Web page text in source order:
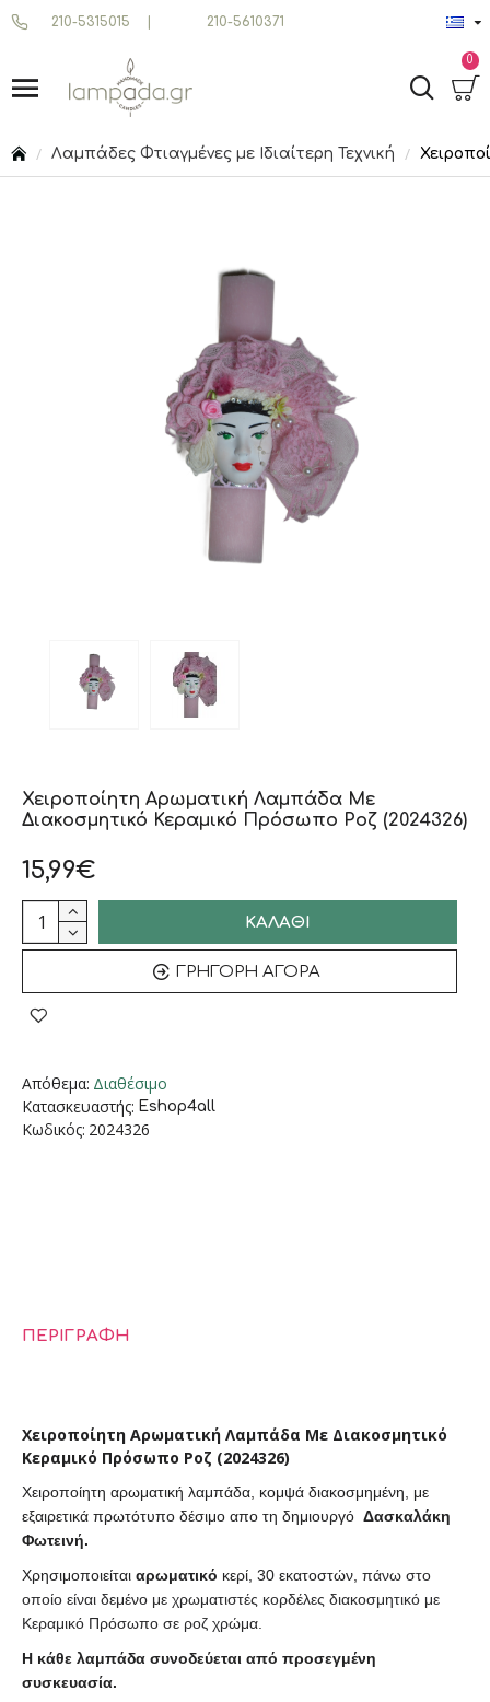
210-5315015 210-5610371
0
Λαμπάδες Φτιαγμένες με Ιδιαίτερη Τεχνική
Χειροποίητη Αρωματική Λαμπάδα Με
Διακοσμητικό Κεραμικό Πρόσωπο Ροζ (2024326)
Απόθεμα: Διαθέσιμο
Κατασκευαστής: Eshop4all
Κωδικός: 2024326
15,99€
ΚΑΛΆΘΙ
ΓΡΉΓΟΡΗ ΑΓΟΡΆ
ΠΕΡΙΓΡΑΦΉ
Χειροποίητη Αρωματική Λαμπάδα Με Διακοσμητικό
Κεραμικό Πρόσωπο Ροζ (2024326)
Χειροποίητη αρωματική λαμπάδα, κομψά διακοσμημένη, με
εξαιρετικά πρωτότυπο δέσιμο απο τη δημιουργό Δασκαλάκη
Φωτεινή.
Χρησιμοποιείται αρωματικό κερί, 30 εκατοστών, πάνω στο
οποίο είναι δεμένο με χρωματιστές κορδέλες διακοσμητικό με
Κεραμικό Πρόσωπο σε ροζ χρώμα
Η κάθε λαμπάδα συνοδεύεται από προσεγμένη
συσκευασία.